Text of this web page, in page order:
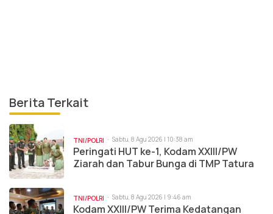
Berita Terkait
TNI/POLRI Sabtu, 8 Agu 2026 | 10:38 am
Peringati HUT ke-1, Kodam XXIII/PW
Ziarah dan Tabur Bunga di TMP Tatura
TNI/POLRI Sabtu, 8 Agu 2026 | 9:46 am
Kodam XXIII/PW Terima Kedatangan